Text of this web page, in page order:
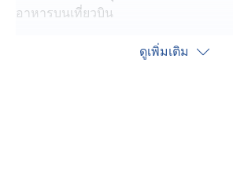
อาหารบนเที่ยวบิน
ล่าสุดบริการ Sky Cafe บนเที่ยวบินของ
ดูเพิ่มเติม